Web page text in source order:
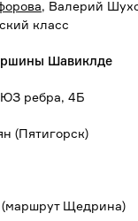
, Валерий
класс
Шавиклде
ЮЗ ребра, 4Б
(Пятигорск)
(маршрут Щедрина)